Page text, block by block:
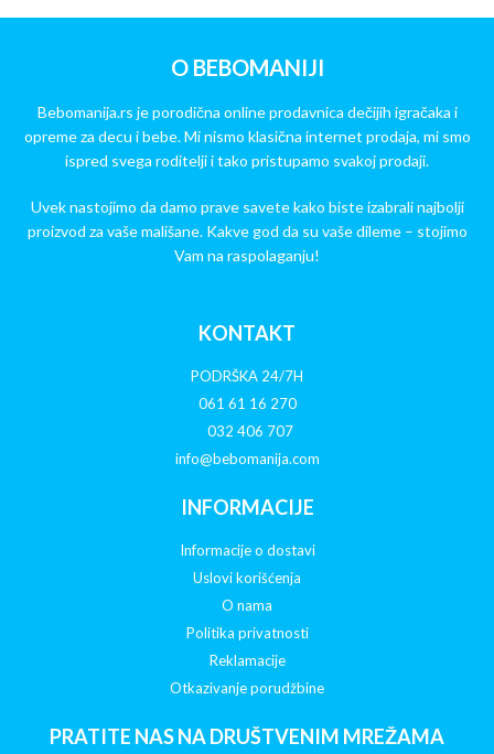
O BEBOMANIJI
Bebomanija.rs je porodična online prodavnica dečijih igračaka i
opreme za decu i bebe. Mi nismo klasična internet prodaja, mi smo
ispred svega roditelji i tako pristupamo svakoj prodaji.
Uvek nastojimo da damo prave savete kako biste izabrali najbolji
proizvod za vaše mališane. Kakve god da su vaše dileme – stojimo
Vam na raspolaganju!
KONTAKT
PODRŠKA 24/7H
061 61 16 270
032 406 707
info@bebomanija.com
INFORMACIJE
Informacije o dostavi
Uslovi korišćenja
O nama
Politika privatnosti
Reklamacije
Otkazivanje porudžbine
PRATITE NAS NA DRUŠTVENIM MREŽAMA